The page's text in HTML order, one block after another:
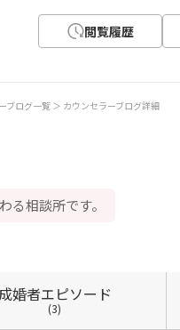
閲覧履歴
ブログ一覧 カウンセラーブログ詳細
る相談所です。
成婚者エピソード
(3)